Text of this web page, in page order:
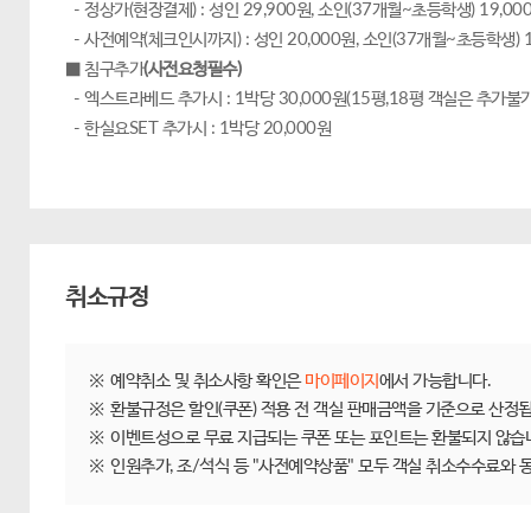
- 정상가(현장결제) : 성인 29,900원, 소인(37개월~초등학생)
- 사전예약(체크인시까지) : 성인 20,000원, 소인(37개월~초등학생)
■ 침구추가(사전요청필수)
- 엑스트라베드 추가시 : 1박당 30,000원(15평,18평 객실은 추가불
- 한실요SET 추가시 : 1박당 20,000원
취소규정
※ 예약취소 및 취소사항 확인은 마이페이지 에서 가능합니다.
※ 환불규정은 할인(쿠폰) 적용 전 객실 판매금액을 기준으로 산정
※ 이벤트성으로 무료 지급되는 쿠폰 또는 포인트는 환불되지 않습
※ 인원추가, 조/석식 등 "사전예약상품" 모두 객실 취소수수료와